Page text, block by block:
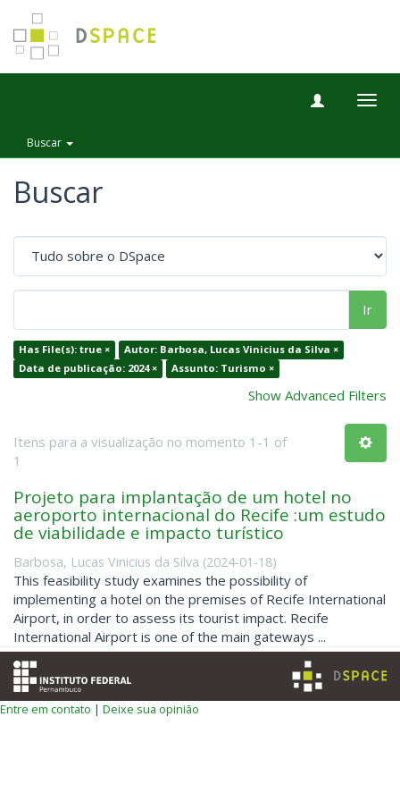
Buscar
Buscar
Ir
Has File(s): true ×
Autor: Barbosa, Lucas Vinicius da Silva ×
Data de publicação: 2024 ×
Assunto: Turismo ×
Show Advanced Filters
Itens para a visualização no momento 1-1 of
1
Projeto para implantação de um hotel no
aeroporto internacional do Recife :um estudo
de viabilidade e impacto turístico
Barbosa, Lucas Vinicius da Silva (2024-01-18)
This feasibility study examines the possibility of
implementing a hotel on the premises of Recife International
Airport, in order to assess its tourist impact. Recife
International Airport is one of the main gateways ...
Entre em contato | Deixe sua opinião